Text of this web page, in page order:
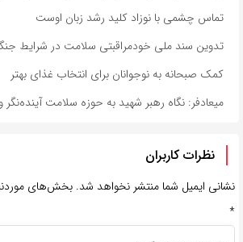
تماس چشمی با نوزاد کلید رشد زبان اوست
تدوین سند ملی خودمراقبتی سلامت در شرایط
کمک صبحانه به نوجوانان برای انتخاب غذای بهتر
میعادفر: نگاه رهبر شهید به حوزه سلامت آینده‌نگر
نظرات کاربران
نشانی ایمیل شما منتشر نخواهد شد. بخش‌های
*